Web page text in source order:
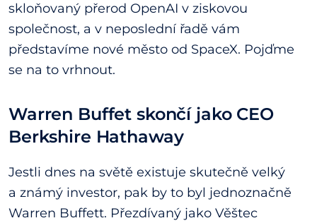
skloňovaný přerod OpenAI v ziskovou
společnost, a v neposlední řadě vám
představíme nové město od SpaceX. Pojďme
se na to vrhnout.
Warren Buffet skončí jako CEO
Berkshire Hathaway
Jestli dnes na světě existuje skutečně velký
a známý investor, pak by to byl jednoznačně
Warren Buffett. Přezdívaný jako Věštec